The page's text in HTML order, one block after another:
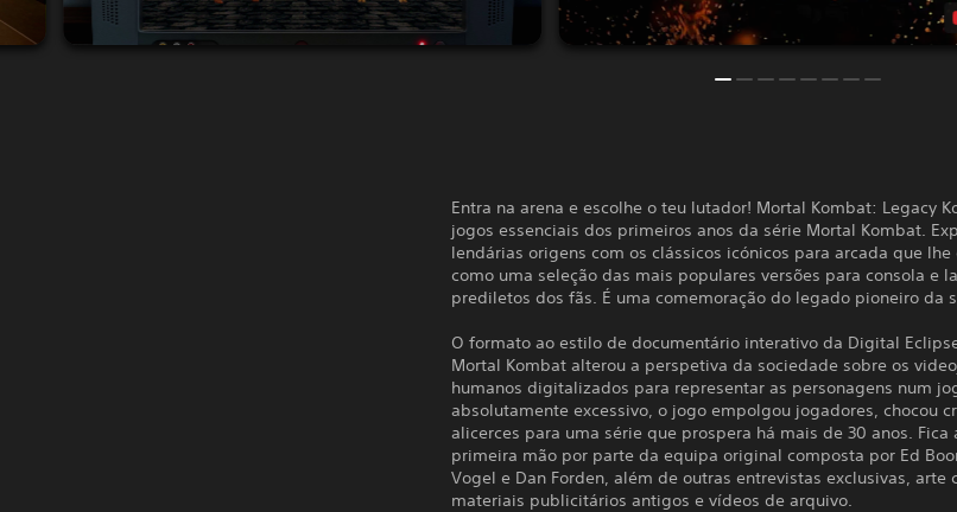
Entra na arena e escolhe o teu lutador! Mortal Kombat: Legacy
jogos essenciais dos primeiros anos da série Mortal Kombat.
lendárias origens com os clássicos icónicos para arcada que
como uma seleção das mais populares versões para consola e
prediletos dos fãs. É uma comemoração do legado pioneiro da
O formato ao estilo de documentário interativo da Digital
Mortal Kombat alterou a perspetiva da sociedade sobre os
humanos digitalizados para representar as personagens num
absolutamente excessivo, o jogo empolgou jogadores, chocou
alicerces para uma série que prospera há mais de 30 anos. Fica
primeira mão por parte da equipa original composta por Ed
Vogel e Dan Forden, além de outras entrevistas exclusivas, arte
materiais publicitários antigos e vídeos de arquivo.